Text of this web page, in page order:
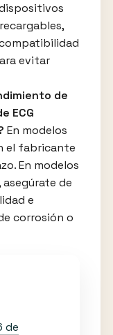
evitar
de
ECG
En modelos
el fabricante
En modelos
de
e
corrosión o
de